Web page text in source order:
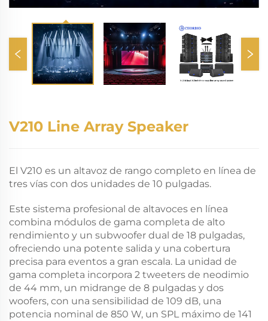
V210 Line Array Speaker
El V210 es un altavoz de rango completo en línea de
tres vías con dos unidades de 10 pulgadas.
Este sistema profesional de altavoces en línea
combina módulos de gama completa de alto
rendimiento y un subwoofer dual de 18 pulgadas,
ofreciendo una potente salida y una cobertura
precisa para eventos a gran escala. La unidad de
gama completa incorpora 2 tweeters de neodimio
de 44 mm, un midrange de 8 pulgadas y dos
woofers, con una sensibilidad de 109 dB, una
potencia nominal de 850 W, un SPL máximo de 141